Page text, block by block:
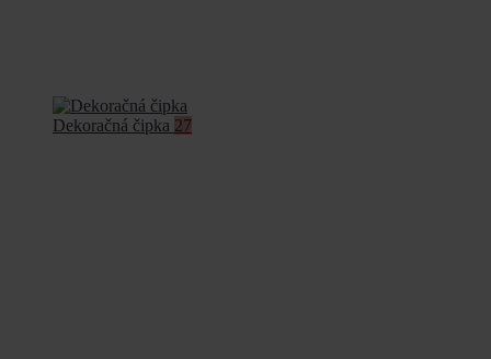
Dekoračná čipka 27